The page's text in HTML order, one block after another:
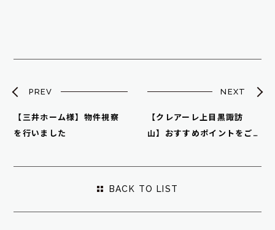
PREV
【三井ホーム様】物件視察
を行いました
NEXT
【クレアーレ上目黒諏訪
山】おすすめポイントをご
BACK TO LIST